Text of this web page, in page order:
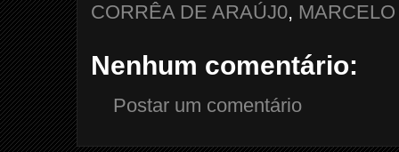
CORRÊA DE ARAÚJ0,
Nenhum comentário:
Postar um comentário